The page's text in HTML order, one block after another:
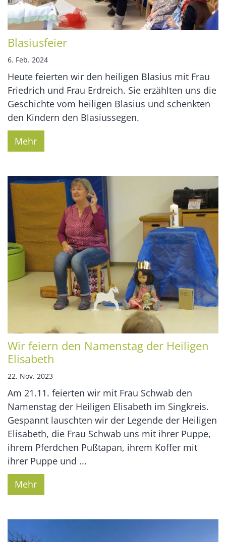
Blasiusfeier
6. Feb. 2024
Heute feierten wir den heiligen Blasius mit Frau
Friedrich und Frau Erdreich. Sie erzählten uns die
Geschichte vom heiligen Blasius und schenkten
den Kindern den Blasiussegen.
Mehr
Wir feiern den Namenstag der Heiligen
Elisabeth
22. Nov. 2023
Am 21.11. feierten wir mit Frau Schwab den
Namenstag der Heiligen Elisabeth im Singkreis.
Gespannt lauschten wir der Legende der Heiligen
Elisabeth, die Frau Schwab uns mit ihrer Puppe,
ihrem Pferdchen Pußtapan, ihrem Koffer mit
ihrer Puppe und ...
Mehr